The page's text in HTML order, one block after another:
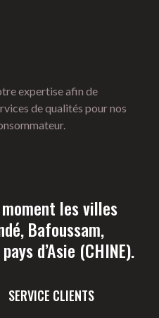
expertise afin de
de qualités pour nos
les villes
Bafoussam,
d’Asie (CHINE).
SERVICE CLIENTS